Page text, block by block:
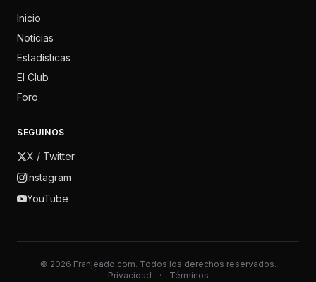
Inicio
Noticias
Estadísticas
El Club
Foro
SEGUINOS
X / Twitter
Instagram
YouTube
© 2026 Franjeado.com. Todos los derechos reservados.
Privacidad
· Términos